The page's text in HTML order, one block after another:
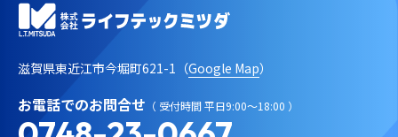
滋賀県東近江市今堀町621-1（Google Map）
お電話でのお問合せ （ 受付時間 平日9:00～18:00 ）